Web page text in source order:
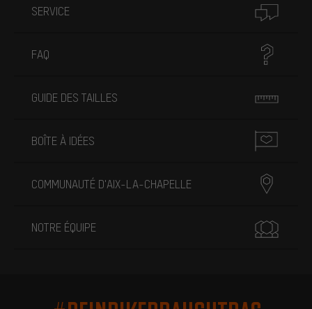
SERVICE
FAQ
GUIDE DES TAILLES
BOÎTE À IDÉES
COMMUNAUTÉ D'AIX-LA-CHAPELLE
NOTRE ÉQUIPE